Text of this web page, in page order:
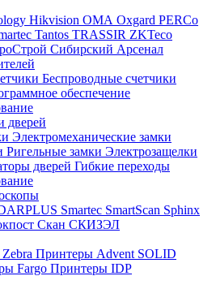
Hikvision ОМА Oxgard PERCo
Tantos TRASSIR ZKTeco
Сибирский Арсенал
Беспроводные счетчики
обеспечение
дверей
Электромеханические замки
Ригельные замки Электрозащелки
дверей Гибкие переходы
Smartec SmartScan Sphinx
Скан СКИЗЭЛ
Принтеры Advent SOLID
Fargo Принтеры IDP